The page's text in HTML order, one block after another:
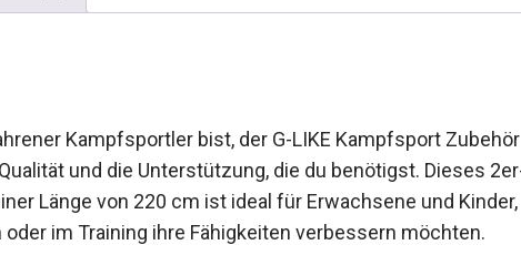
Kampfsportler bist, der G-LIKE Kampfsport Zubehör
und die Unterstützung, die du benötigst. Dieses 2er-
Länge von 220 cm ist ideal für Erwachsene und Kinder,
im Training ihre Fähigkeiten verbessern möchten.